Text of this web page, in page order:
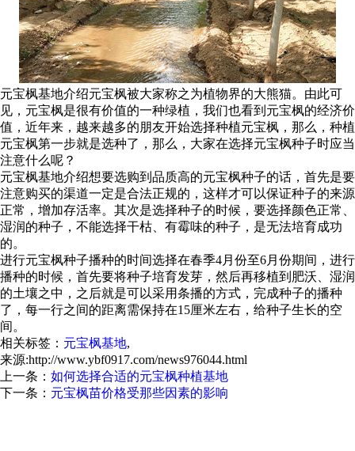
元宝枫基地介绍元宝枫被大家称之为植物界的大熊猫。由此可
见，元宝枫是很有价值的一种绿植，我们也看到元宝枫的经济价
值，近年来，越来越多的朋友开始选择种植元宝枫，那么，种植
元宝枫第一步就是选种了，那么，大家在选择元宝枫种子时应当
注意什么呢？
元宝枫基地介绍想要选购到品质高的元宝枫种子的话，首先是要
注意购买的渠道一定是合法正规的，这样才可以保证种子的来源
正常，增加存活率。其次是选择种子的时候，要选择颜色正常、
湿润的种子，不能选择干枯、有霉味的种子，是无法培育成功
的。
进行元宝枫种子播种的时间选择在春季4月份至6月份期间，进行
播种的时候，首先要将种子培育发芽，然后再移植到肥沃、湿润
的土壤之中，之后就是可以采用条播的方式，完成种子的播种
了，每一行之间的距离需保持在15厘米左右，给种子生长的空
间。
相关标签： 元宝枫基地,
来源:http://www.ybf0917.com/news976044.html
上一条： 如何选择合适的元宝枫种植基地
下一条： 元宝枫苗价格受那些因素的影响